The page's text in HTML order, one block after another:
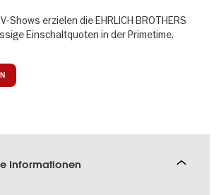
Shows erzielen die EHRLICH BROTHERS
Einschaltquoten in der Primetime.
Informationen